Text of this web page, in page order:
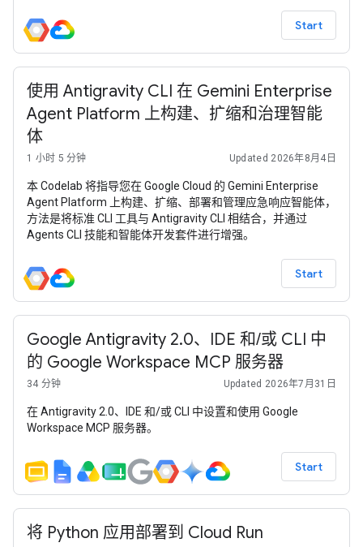
Start
使用 Antigravity CLI 在 Gemini Enterprise
Agent Platform 上构建、扩缩和治理智能
体
1 小时 5 分钟 Updated 2026年8月4日
本 Codelab 将指导您在 Google Cloud 的 Gemini Enterprise
Agent Platform 上构建、扩缩、部署和管理应急响应智能体，
方法是将标准 CLI 工具与 Antigravity CLI 相结合，并通过
Agents CLI 技能和智能体开发套件进行增强。
Start
Google Antigravity 2.0、IDE 和/或 CLI 中
的 Google Workspace MCP 服务器
34 分钟 Updated 2026年7月31日
在 Antigravity 2.0、IDE 和/或 CLI 中设置和使用 Google
Workspace MCP 服务器。
Start
将 Python 应用部署到 Cloud Run